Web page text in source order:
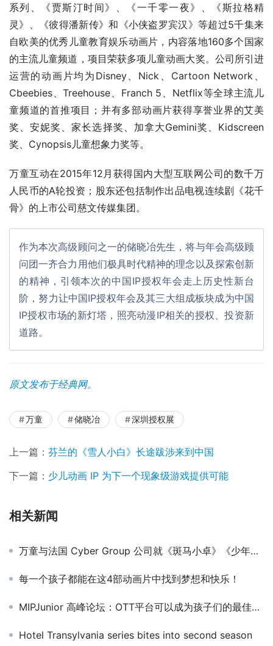
系列、《贾斯汀时间》、《一千零一夜》、《斯拉格精
灵》、《彼得潘新传》和《小侠盗罗宾汉》等超过5千集来
自欧美的优秀儿童教育娱乐动画片，内容落地160多个国家
的主流儿童频道，项目荣获多项儿童动画大奖。公司所引进
运营的动画片均为Disney、Nick、Cartoon Network、
Cbeebies、Treehouse、Franch 5、Netflix等全球主流儿
童频道的首推项目；并有多部动画片获得享誉业界的艾美
奖、安妮奖、家长选择奖、加拿大Gemini奖、Kidscreen
奖、Cynopsis儿童想象力奖等。
万童互动在2015年12月获得国内大型互联网公司的数千万
人民币的A轮投资；股东还包括制作出品电视连续剧《花千
骨》的上市公司慈文传媒集团。
作为本次高级顾问之一的储晓冶先生，将与年会高级顾
问团一齐合力用他们极具时代精神的理念以及探索创新
的精神，引领本次的中国IP授权年会走上历史性新台
阶，努力让中国IP授权年会及其三大组成板块成为中国
IP授权市场的新灯塔，照亮动漫IP相关的授权、投资新
道路。
原文发布于经典网。
万童 储晓冶 深圳授权展
上一篇： 芬兰的《雪人小白》长途跋涉来到中国
下一篇： 少儿动画 IP 为下一个现象级游戏提供可能
相关新闻
万童与法国 Cyber Group 公司就《斑马小卓》《少年佐罗》《迷你忍者》三部动画系列片采购达成协议
每一个孩子都能在这4部动画片中找到梦想和快乐！
MIPJunior 高峰论坛：OTT平台可以成为孩子们的最佳伙伴
Hotel Transylvania series bites into second season